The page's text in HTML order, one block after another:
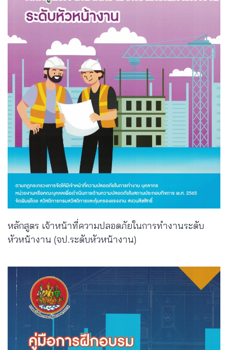
หลักสูตร เจ้าหน้าที่ความปลอดภัยในการทำงานระดับ
หัวหน้างาน (จป.ระดับหัวหน้างาน)